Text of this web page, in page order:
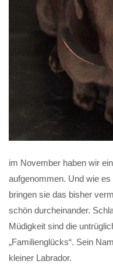
im November haben wir
aufgenommen. Und wie
bringen sie das bisher
schön durcheinander.
Müdigkeit sind die
„Familienglücks“. Sein
kleiner Labrador.